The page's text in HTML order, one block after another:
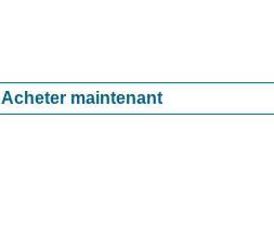
Acheter maintenant